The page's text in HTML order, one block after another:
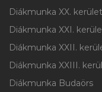
Diákmunka XX. kerület
Diákmunka XXI.
Diákmunka XXII.
Diákmunka XXIII.
Diákmunka Budaörs